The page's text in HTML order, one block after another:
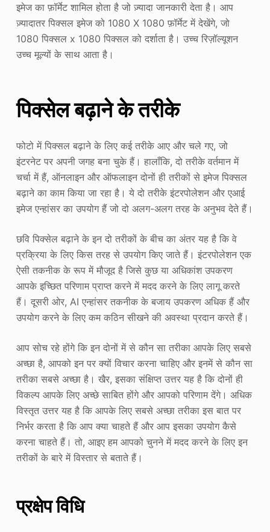
इमेज का फ़ॉर्मेट शामिल होता है जो ज़्यादा जानकारी देता है। आप
ज़्यादातर पिक्सल इमेज को 1080 X 1080 फ़ॉर्मेट में देखेंगे, जो
1080 पिक्सल x 1080 पिक्सल को दर्शाता है। उच्च रिज़ॉल्यूशन
उच्च मूल्यों के साथ आता है।
पिक्सेल बढ़ाने के तरीके
फोटो में पिक्सल बढ़ाने के लिए कई तरीके आए और चले गए, जो
इंटरनेट पर अपनी जगह बना चुके हैं। हालाँकि, दो तरीके वर्तमान में
चर्चा में हैं, ऑनलाइन और ऑफलाइन दोनों ही तरीकों से इमेज पिक्सल
बढ़ाने का काम किया जा रहा है। ये दो तरीके इंटरपोलेशन और एआई
इमेज एन्हांसर का उपयोग हैं जो दो अलग-अलग तरह के अनुभव देते हैं।
छवि पिक्सेल बढ़ाने के इन दो तरीकों के बीच का अंतर यह है कि वे
प्रक्रिया के लिए किस तरह से उपयोग किए जाते हैं। इंटरपोलेशन एक
ऐसी तकनीक के रूप में मौजूद है जिसे कुछ या अधिकांश उपकरण
आपके इच्छित परिणाम प्राप्त करने में मदद करने के लिए लागू करते
हैं। दूसरी ओर, AI एन्हांसर तकनीक के बजाय उपकरण अधिक हैं और
उपयोग करने के लिए कम कठिन सीखने की अवस्था प्रदान करते हैं।
आप सोच रहे होंगे कि इन दोनों में से कौन सा तरीका आपके लिए सबसे
अच्छा है, आपको इन पर क्यों विचार करना चाहिए और इनमें से कौन सा
तरीका सबसे अच्छा है। खैर, इसका संक्षिप्त उत्तर यह है कि दोनों ही
विकल्प आपके लिए अच्छे साबित होंगे और आपको परिणाम देंगे। अधिक
विस्तृत उत्तर यह है कि आपके लिए सबसे अच्छा तरीका इस बात पर
निर्भर करता है कि आप क्या चाहते हैं और आप इसका उपयोग कैसे
करना चाहते हैं। तो, आइए हम आपको चुनने में मदद करने के लिए इन
तरीकों के बारे में विस्तार से बताते हैं।
प्रक्षेप विधि